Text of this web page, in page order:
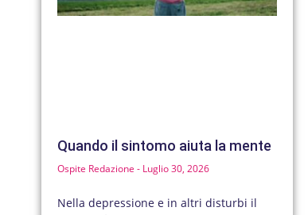
Quando il sintomo aiuta la mente
Ospite Redazione Luglio 30, 2026
Nella depressione e in altri disturbi il